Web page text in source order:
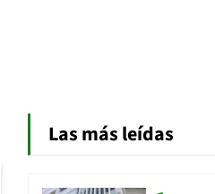
Las más leídas